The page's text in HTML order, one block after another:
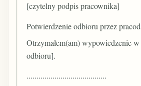
[czytelny podpis pracownika]
Potwierdzenie odbioru przez
Otrzymałem(am) wypowiedzenie
odbioru].
........................................